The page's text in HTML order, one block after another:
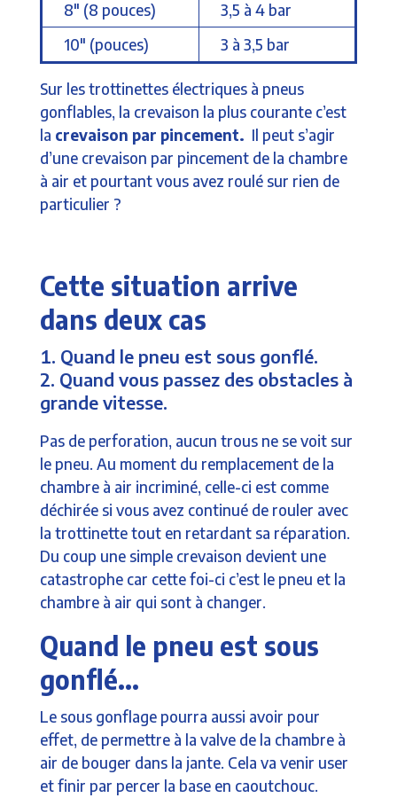
8″ (8 pouces)
3,5 à 4 bar
10″ (pouces)
3 à 3,5 bar
Sur les trottinettes électriques à pneus
gonflables, la crevaison la plus courante c’est
la crevaison par pincement. Il peut s’agir
d’une crevaison par pincement de la chambre
à air et pourtant vous avez roulé sur rien de
particulier ?
Cette situation arrive
dans deux cas
Quand le pneu est sous gonflé.
Quand vous passez des obstacles à
grande vitesse.
Pas de perforation, aucun trous ne se voit sur
le pneu. Au moment du remplacement de la
chambre à air incriminé, celle-ci est comme
déchirée si vous avez continué de rouler avec
la trottinette tout en retardant sa réparation.
Du coup une simple crevaison devient une
catastrophe car cette foi-ci c’est le pneu et la
chambre à air qui sont à changer.
Quand le pneu est sous
gonflé…
Le sous gonflage pourra aussi avoir pour
effet, de permettre à la valve de la chambre à
air de bouger dans la jante. Cela va venir user
et finir par percer la base en caoutchouc.